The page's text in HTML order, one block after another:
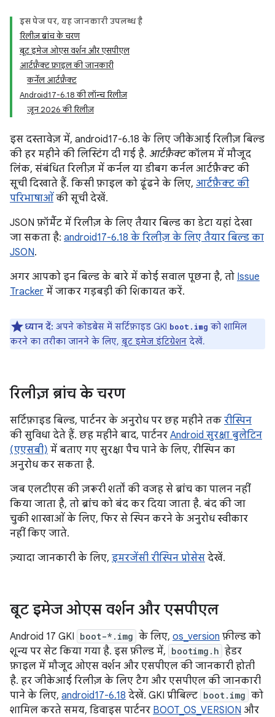
इस पेज पर, यह जानकारी उपलब्ध है
रिलीज़ ब्रांच के चरण
बूट इमेज ओएस वर्शन और एसपीएल
आर्टफ़ैक्ट फ़ाइल की जानकारी
कर्नेल आर्टफ़ैक्ट
Android17-6.18 की लॉन्च रिलीज़
जून 2026 की रिलीज़
इस दस्तावेज़ में, android17-6.18 के लिए जीकेआई रिलीज़ बिल्ड
की हर महीने की लिस्टिंग दी गई है. आर्टफ़ैक्टकॉलम में मौजूद
लिंक, संबंधित रिलीज़ में कर्नल या डीबग कर्नल आर्टफ़ैक्ट की
सूची दिखाते हैं. किसी फ़ाइल को ढूंढने के लिए, आर्टफ़ैक्ट की
परिभाषाओं की सूची देखें.
JSON फ़ॉर्मैट में रिलीज़ के लिए तैयार बिल्ड का डेटा यहां देखा
जा सकता है: android17-6.18 के रिलीज़ के लिए तैयार बिल्ड का
JSON.
अगर आपको इन बिल्ड के बारे में कोई सवाल पूछना है, तो Issue
Tracker में जाकर गड़बड़ी की शिकायत करें.
ध्यान दें: अपने कोडबेस में सर्टिफ़ाइड GKI boot.img को शामिल
करने का तरीका जानने के लिए, बूट इमेज इंटिग्रेशन देखें.
रिलीज़ ब्रांच के चरण
सर्टिफ़ाइड बिल्ड, पार्टनर के अनुरोध पर छह महीने तक रीस्पिन
की सुविधा देते हैं. छह महीने बाद, पार्टनर Android सुरक्षा बुलेटिन
(एएसबी) में बताए गए सुरक्षा पैच पाने के लिए, रीस्पिन का
अनुरोध कर सकता है.
जब एलटीएस की ज़रूरी शर्तों की वजह से ब्रांच का पालन नहीं
किया जाता है, तो ब्रांच को बंद कर दिया जाता है. बंद की जा
चुकी शाखाओं के लिए, फिर से स्पिन करने के अनुरोध स्वीकार
नहीं किए जाते.
ज़्यादा जानकारी के लिए, इमरजेंसी रीस्पिन प्रोसेस देखें.
बूट इमेज ओएस वर्शन और एसपीएल
Android 17 GKI boot-*.img के लिए, os_version फ़ील्ड को
शून्य पर सेट किया गया है. इस फ़ील्ड में, bootimg.h हेडर
फ़ाइल में मौजूद ओएस वर्शन और एसपीएल की जानकारी होती
है. हर जीकेआई रिलीज़ के लिए टैग और एसपीएल की जानकारी
पाने के लिए, android17-6.18 देखें. GKI प्रीबिल्ट boot.img को
शामिल करते समय, डिवाइस पार्टनर BOOT_OS_VERSION और